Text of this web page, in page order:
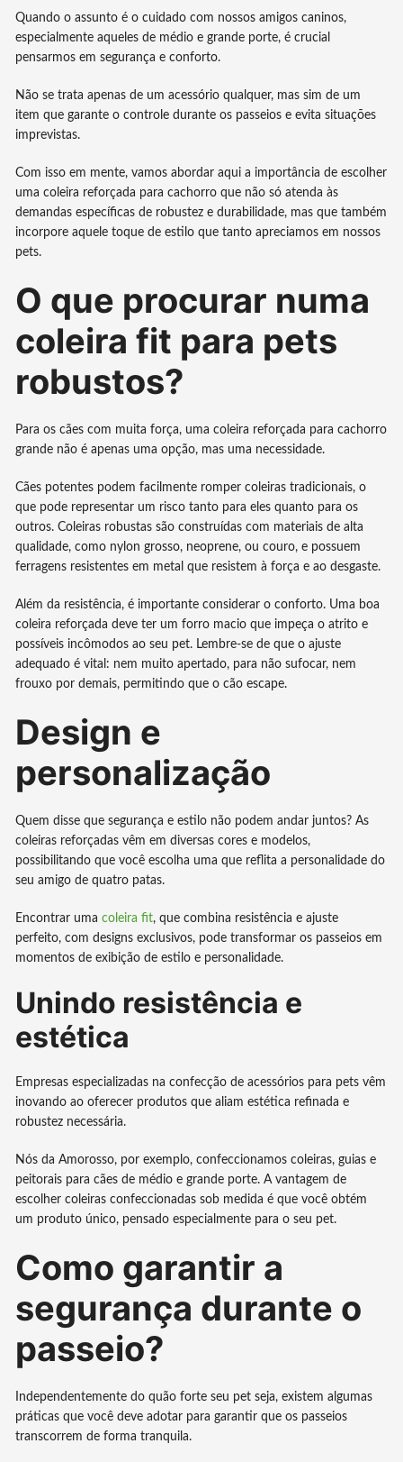
Quando o assunto é o cuidado com nossos amigos caninos,
especialmente aqueles de médio e grande porte, é crucial
pensarmos em segurança e conforto.
Não se trata apenas de um acessório qualquer, mas sim de um
item que garante o controle durante os passeios e evita situações
imprevistas.
Com isso em mente, vamos abordar aqui a importância de escolher
uma coleira reforçada para cachorro que não só atenda às
demandas específicas de robustez e durabilidade, mas que também
incorpore aquele toque de estilo que tanto apreciamos em nossos
pets.
O que procurar numa
coleira fit para pets
robustos?
Para os cães com muita força, uma coleira reforçada para cachorro
grande não é apenas uma opção, mas uma necessidade.
Cães potentes podem facilmente romper coleiras tradicionais, o
que pode representar um risco tanto para eles quanto para os
outros. Coleiras robustas são construídas com materiais de alta
qualidade, como nylon grosso, neoprene, ou couro, e possuem
ferragens resistentes em metal que resistem à força e ao desgaste.
Além da resistência, é importante considerar o conforto. Uma boa
coleira reforçada deve ter um forro macio que impeça o atrito e
possíveis incômodos ao seu pet. Lembre-se de que o ajuste
adequado é vital: nem muito apertado, para não sufocar, nem
frouxo por demais, permitindo que o cão escape.
Design e
personalização
Quem disse que segurança e estilo não podem andar juntos? As
coleiras reforçadas vêm em diversas cores e modelos,
possibilitando que você escolha uma que reflita a personalidade do
seu amigo de quatro patas.
Encontrar umacoleira fit, que combina resistência e ajuste
perfeito, com designs exclusivos, pode transformar os passeios em
momentos de exibição de estilo e personalidade.
Unindo resistência e
estética
Empresas especializadas na confecção de acessórios para pets vêm
inovando ao oferecer produtos que aliam estética refinada e
robustez necessária.
Nós da Amorosso, por exemplo, confeccionamos coleiras, guias e
peitorais para cães de médio e grande porte. A vantagem de
escolher coleiras confeccionadas sob medida é que você obtém
um produto único, pensado especialmente para o seu pet.
Como garantir a
segurança durante o
passeio?
Independentemente do quão forte seu pet seja, existem algumas
práticas que você deve adotar para garantir que os passeios
transcorrem de forma tranquila.